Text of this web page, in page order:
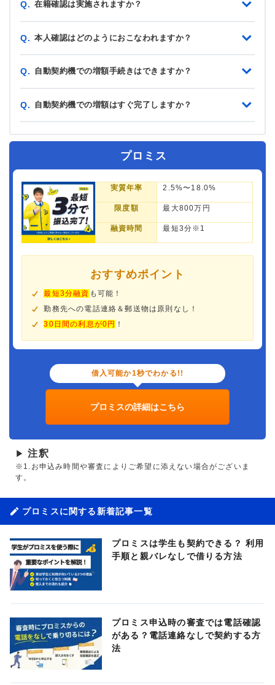
Q. 在籍確認は実施されますか？
Q. 本人確認はどのようにおこなわれますか？
Q. 自動契約機での増額手続きはできますか？
Q. 自動契約機での増額はすぐ完了しますか？
プロミス
実質年率 2.5%〜18.0%
限度額 最大800万円
融資時間 最短3分※1
おすすめポイント
最短3分融資 も可能！
勤務先への電話連絡＆郵送物は原則なし！
30日間の利息が0円 ！
借入可能か1秒でわかる!!
プロミスの詳細はこちら
▶ 注釈
※1.お申込み時間や審査によりご希望に添えない場合がございま
す。
プロミスに関する新着記事一覧
プロミスは学生も契約できる？ 利用
手順と親バレなしで借りる方法
プロミス申込時の審査では電話確認
がある？電話連絡なしで契約する方
法